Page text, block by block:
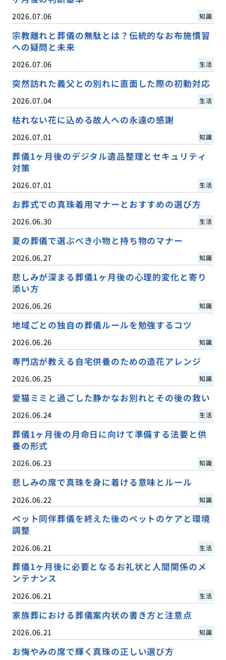
2026.07.06 知識
宗教離れと葬儀の無駄とは？伝統的なお布施慣習
への疑問と未来
2026.07.06 生活
突然訪れた義父との別れに直面した際の初動対応
2026.07.04 生活
枯れない花に込める故人への永遠の感謝
2026.07.01 知識
葬儀1ヶ月後のデジタル遺品整理とセキュリティ
対策
2026.07.01 生活
お葬式での真珠着用マナーとおすすめの選び方
2026.06.30 生活
夏の葬儀で選ぶべき小物と持ち物のマナー
2026.06.27 知識
悲しみが深まる葬儀1ヶ月後の心理的変化と寄り
添い方
2026.06.26 知識
地域ごとの独自の葬儀ルールを勉強するコツ
2026.06.26 知識
専門店が教える自宅供養のための造花アレンジ
2026.06.25 知識
愛猫ミミと過ごした静かなお別れとその後の救い
2026.06.24 生活
葬儀1ヶ月後の月命日に向けて準備する法要と供
養の形式
2026.06.23 知識
悲しみの席で真珠を身に着ける意味とルール
2026.06.22 知識
ペット同伴葬儀を終えた後のペットのケアと環境
調整
2026.06.21 生活
葬儀1ヶ月後に必要となるお礼状と人間関係のメ
ンテナンス
2026.06.21 生活
家族葬における葬儀案内状の書き方と注意点
2026.06.21 知識
お悔やみの席で輝く真珠の正しい選び方